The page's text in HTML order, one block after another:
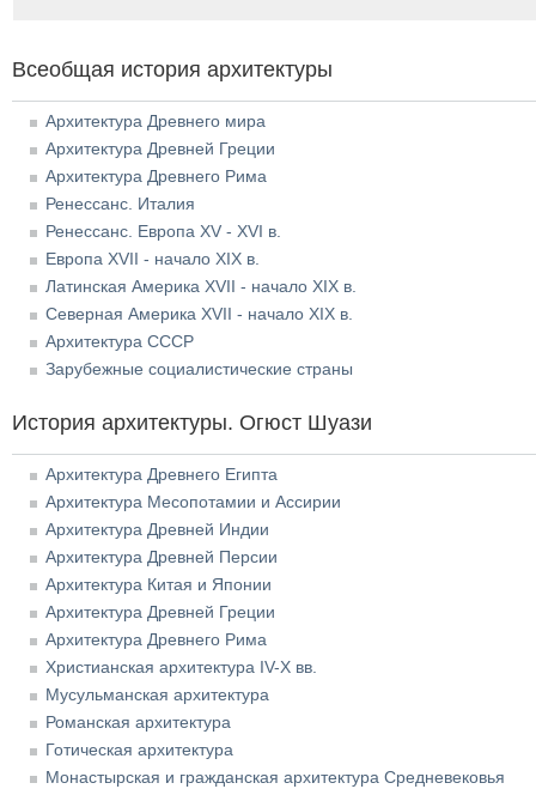
Всеобщая история архитектуры
Архитектура Древнего мира
Архитектура Древней Греции
Архитектура Древнего Рима
Ренессанс. Италия
Ренессанс. Европа XV - XVI в.
Европа XVII - начало XIX в.
Латинская Америка XVII - начало XIX в.
Северная Америка XVII - начало XIX в.
Архитектура СССР
Зарубежные социалистические страны
История архитектуры. Огюст Шуази
Архитектура Древнего Египта
Архитектура Месопотамии и Ассирии
Архитектура Древней Индии
Архитектура Древней Персии
Архитектура Китая и Японии
Архитектура Древней Греции
Архитектура Древнего Рима
Христианская архитектура IV-X вв.
Мусульманская архитектура
Романская архитектура
Готическая архитектура
Монастырская и гражданская архитектура Средневековья